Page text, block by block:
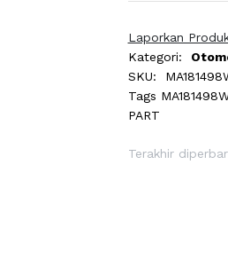
Laporkan
Kategori:
SKU:
Tags
PART
Terakhir